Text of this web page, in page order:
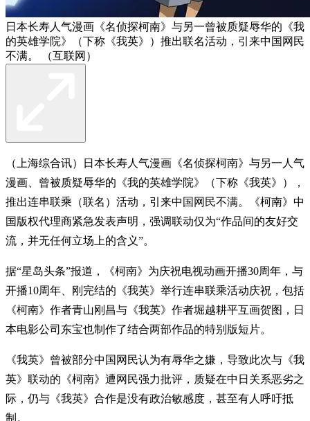
日本长寿人气漫画《名侦探柯南》与另一曾被质疑辱华的《我
的英雄学院》（下称《我英》）推出联名活动，引来中国网民
不满。 （互联网）
（上海综合讯）日本长寿人气漫画《名侦探柯南》与另一人气
漫画、曾被质疑辱华的《我的英雄学院》（下称《我英》），
推出连串联乘（联名）活动，引来中国网民不满。《柯南》中
国版权代理商紧急发表声明，强调联动仅为“作品间的友好交
流，并无任何立场上的含义”。
据“星岛头条”报道，《柯南》为庆祝电视动画开播30周年，与
开播10周年、刚完结的《我英》举行连串联乘活动庆祝，包括
《柯南》作者青山刚昌与《我英》作者堀越耕平互画贺图，日
本电影公司东宝也制作了结合两部作品的特别版短片。
《我英》曾被部分中国网民认为有辱华之嫌，导致此次与《我
英》联动的《柯南》遭网民强力批评，质疑在中日关系恶劣之
际，仍与《我英》合作是没有政治敏感度，甚至有人呼吁抵
制。